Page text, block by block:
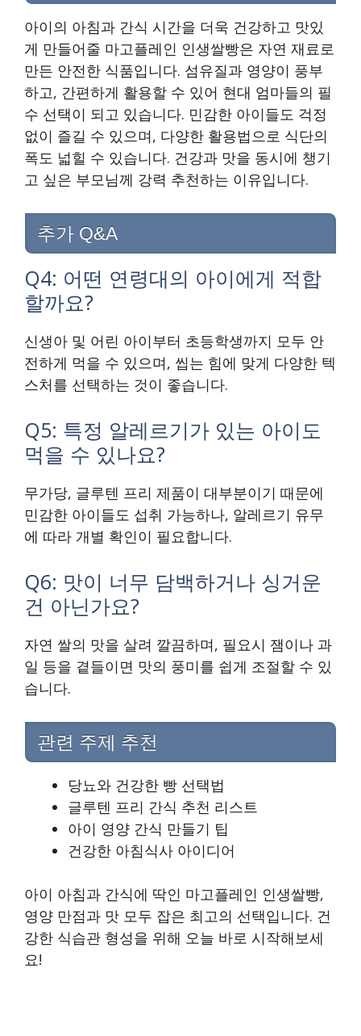
아이의 아침과 간식 시간을 더욱 건강하고 맛있
게 만들어줄 마고플레인 인생쌀빵은 자연 재료로
만든 안전한 식품입니다. 섬유질과 영양이 풍부
하고, 간편하게 활용할 수 있어 현대 엄마들의 필
수 선택이 되고 있습니다. 민감한 아이들도 걱정
없이 즐길 수 있으며, 다양한 활용법으로 식단의
폭도 넓힐 수 있습니다. 건강과 맛을 동시에 챙기
고 싶은 부모님께 강력 추천하는 이유입니다.
추가 Q&A
Q4: 어떤 연령대의 아이에게 적합
할까요?
신생아 및 어린 아이부터 초등학생까지 모두 안
전하게 먹을 수 있으며, 씹는 힘에 맞게 다양한 텍
스처를 선택하는 것이 좋습니다.
Q5: 특정 알레르기가 있는 아이도
먹을 수 있나요?
무가당, 글루텐 프리 제품이 대부분이기 때문에
민감한 아이들도 섭취 가능하나, 알레르기 유무
에 따라 개별 확인이 필요합니다.
Q6: 맛이 너무 담백하거나 싱거운
건 아닌가요?
자연 쌀의 맛을 살려 깔끔하며, 필요시 잼이나 과
일 등을 곁들이면 맛의 풍미를 쉽게 조절할 수 있
습니다.
관련 주제 추천
당뇨와 건강한 빵 선택법
글루텐 프리 간식 추천 리스트
아이 영양 간식 만들기 팁
건강한 아침식사 아이디어
아이 아침과 간식에 딱인 마고플레인 인생쌀빵,
영양 만점과 맛 모두 잡은 최고의 선택입니다. 건
강한 식습관 형성을 위해 오늘 바로 시작해보세
요!